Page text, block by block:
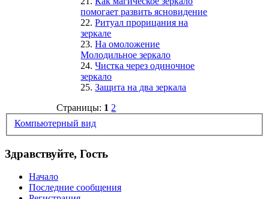
помогает развить ясновидение
22.Ритуал прорицания на
зеркале
23.На омоложение
Молодильное зеркало
24.Чистка через одиночное
зеркало
25.Защита на два зеркала
Страницы: 1 2
Компьютерный вид
Здравствуйте, Гость
Начало
Последние сообщения